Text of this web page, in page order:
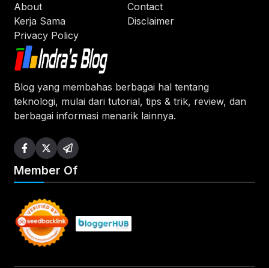
Blog yang membahas berbagai hal tentang
teknologi, mulai dari tutorial, tips & trik, review, dan
berbagai informasi menarik lainnya.
About
Contact
Kerja Sama
Disclaimer
Privacy Policy
Member Of